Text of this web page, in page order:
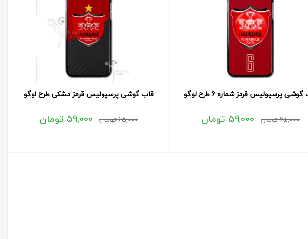
پرسپولیس قرمز شماره 6 طرح لوگو
65,000تومان تومان
قاب گوشی پرسپولیس قرمز مشکی طرح لوگو
65,000تومان تومان